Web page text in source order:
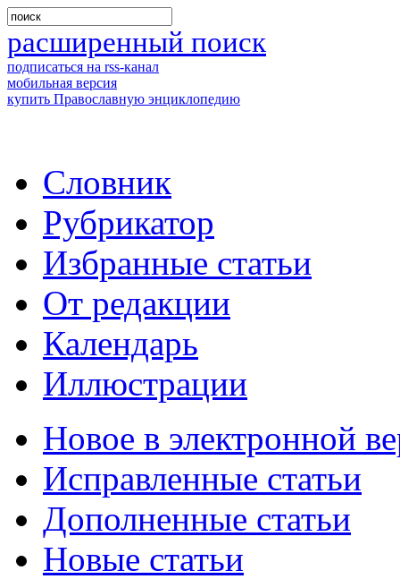
расширенный поиск
подписаться на rss-канал
мобильная версия
купить Православную энциклопедию
Словник
Рубрикатор
Избранные статьи
От редакции
Календарь
Иллюстрации
Новое в электронной
Исправленные статьи
Дополненные статьи
Новые статьи